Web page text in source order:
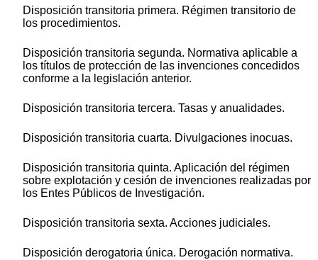
Disposición transitoria primera. Régimen transitorio de
los procedimientos.
Disposición transitoria segunda. Normativa aplicable a
los títulos de protección de las invenciones concedidos
conforme a la legislación anterior.
Disposición transitoria tercera. Tasas y anualidades.
Disposición transitoria cuarta. Divulgaciones inocuas.
Disposición transitoria quinta. Aplicación del régimen
sobre explotación y cesión de invenciones realizadas por
los Entes Públicos de Investigación.
Disposición transitoria sexta. Acciones judiciales.
Disposición derogatoria única. Derogación normativa.